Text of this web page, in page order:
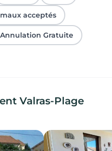
acceptés
Annulation Gratuite
Valras-Plage